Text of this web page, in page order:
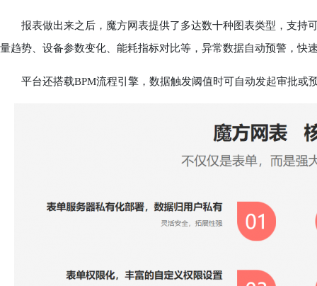
报表做出来之后，魔方网表提供了多达数十种图表类型，支持
量趋势、设备参数变化、能耗指标对比等，异常数据自动预警，快
平台还搭载BPM流程引擎，数据触发阈值时可自动发起审批或